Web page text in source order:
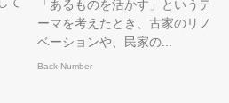
「あるものを活かす」というテ
ーマを考えたとき、古家のリノ
ベーションや、民家の...
Back Number